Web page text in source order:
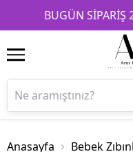
BUGÜN SİPARİŞ
Anasayfa Bebek